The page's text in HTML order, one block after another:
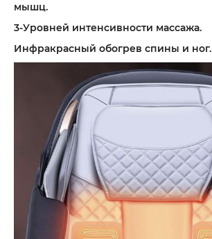
мышц.
3-Уровней интенсивности массажа.
Инфракрасный обогрев спины и ног.